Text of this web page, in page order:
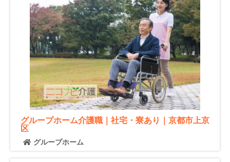
グループホーム介護職｜社宅・寮あり｜京都市上京
区
グループホーム